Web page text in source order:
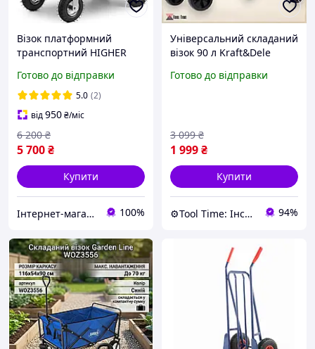
Візок платформний
транспортний HIGHER
Готово до відправки
5.0 (2)
від950₴/міс
5 700₴
6 200 ₴
Купити
Інтернет-магазин "RevaStore" 100%
Універсальний складаний
візок 90 л Kraft&Dele
транспортний візок для
Готово до відправки
1 999₴
3 099 ₴
Купити
⚙️Tool Time: Інструменти для будь-яких завдань! 94%